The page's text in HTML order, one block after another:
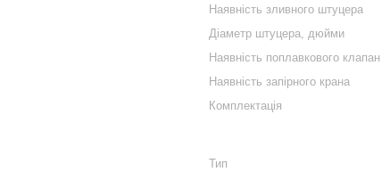
Наявність зливного штуцера
Діаметр штуцера, дюйми
Наявність поплавкового клапан
Наявність запірного крана
Комплектація
Тип